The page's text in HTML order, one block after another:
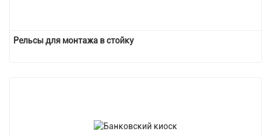
Рельсы для монтажа в стойку